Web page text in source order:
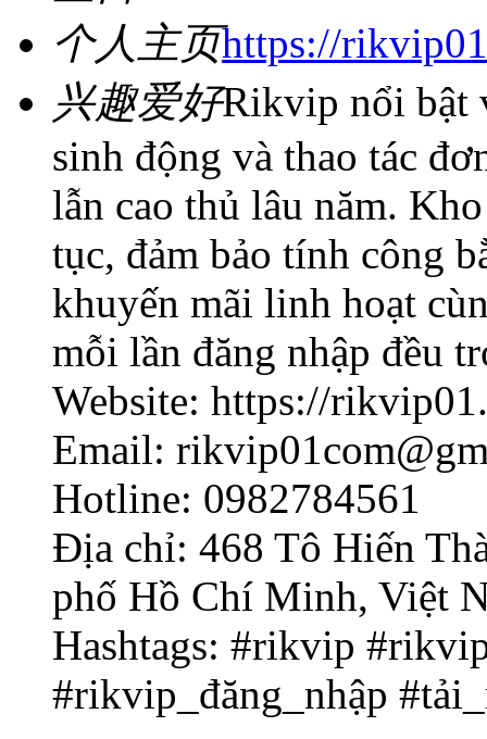
个人主页https://
兴趣爱好Rikvip nổi bật
sinh động và thao tác
lẫn cao thủ lâu năm.
tục, đảm bảo tính công
khuyến mãi linh hoạt
mỗi lần đăng nhập đều
Website: https://
Email:
Hotline: 0982784561
Địa chỉ: 468 Tô Hiến
phố Hồ Chí Minh, Việt
Hashtags: #rikvip
#rikvip_đăng_nhập